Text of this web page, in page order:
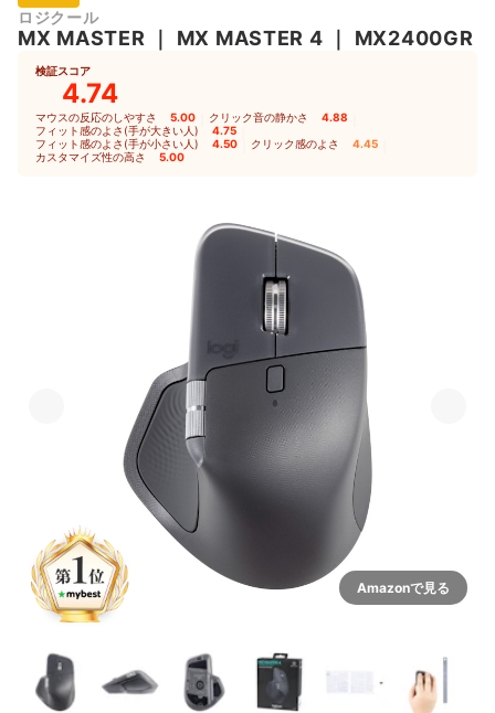
ロジクール
MX MASTER ｜ MX MASTER 4 ｜ MX2400GR
検証スコア
4.74
マウスの反応のしやすさ 5.00 クリック音の静かさ 4.88
フィット感のよさ(手が大きい人) 4.75
フィット感のよさ(手が小さい人) 4.50 クリック感のよさ 4.45
カスタマイズ性の高さ 5.00
Amazonで見る